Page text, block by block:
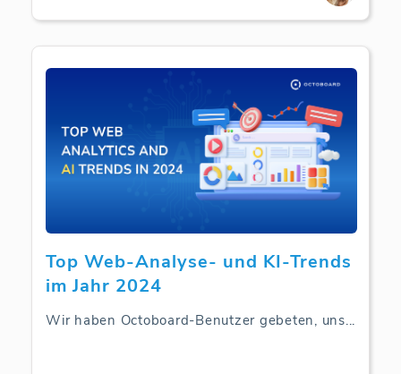
Top Web-Analyse- und KI-Trends
im Jahr 2024
Wir haben Octoboard-Benutzer gebeten, uns...